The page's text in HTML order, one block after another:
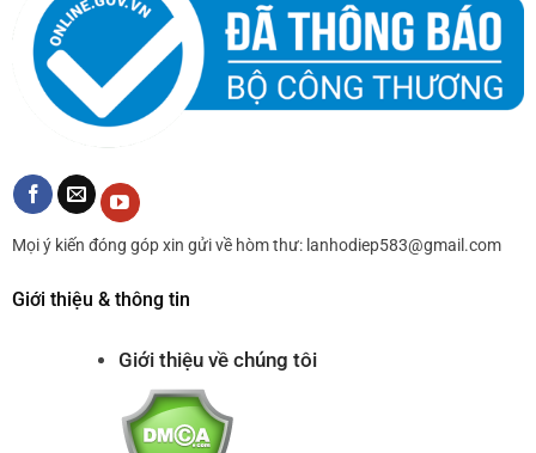
Mọi ý kiến đóng góp xin gửi về hòm thư: lanhodiep583@gmail.com
Giới thiệu & thông tin
Giới thiệu về chúng tôi